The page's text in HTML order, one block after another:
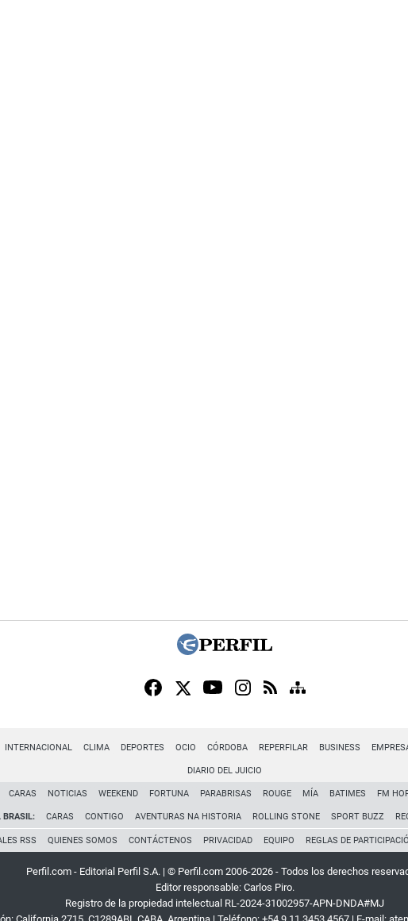
INTERNACIONAL CLIMA DEPORTES OCIO CÓRDOBA REPERFILAR BUSINESS
DIARIO DEL JUICIO
CARAS NOTICIAS WEEKEND FORTUNA PARABRISAS ROUGE MÍA BATIMES FM
BRASIL: CARAS CONTIGO AVENTURAS NA HISTORIA ROLLING STONE SPORT BUZZ
RSS QUIENES SOMOS CONTÁCTENOS PRIVACIDAD EQUIPO REGLAS DE
Perfil.com - Editorial Perfil S.A. | © Perfil.com 2006-2026 - Todos los derechos
Editor responsable: Carlos Piro.
Registro de la propiedad intelectual RL-2024-31002957-APN-DNDA#MJ